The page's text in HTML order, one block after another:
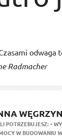
Radmacher
WĘGRZYN
POTRZEBUJESZ:-
W BUDOWANIU